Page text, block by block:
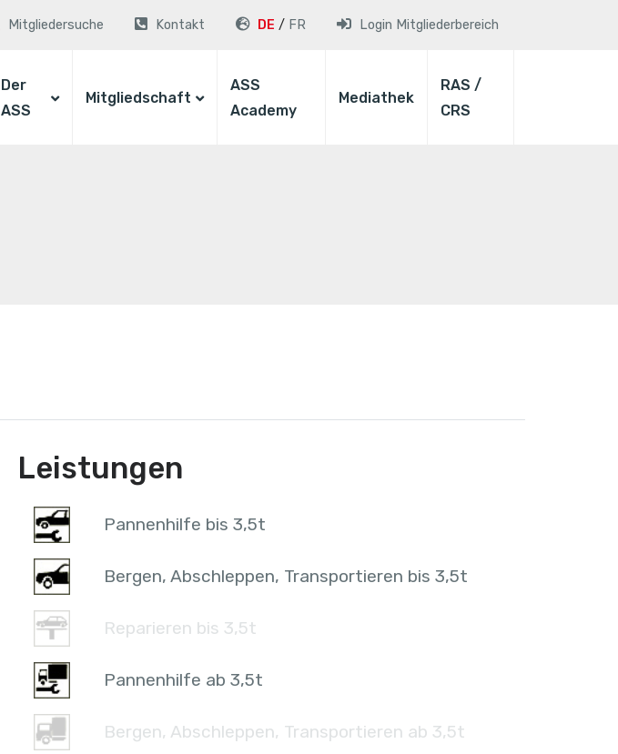
Mitgliedersuche Kontakt DE FR Login Mitgliederbereich
Der
ASS
Mitgliedschaft
ASS
Academy
Mediathek
RAS /
CRS
Leistungen
Pannenhilfe bis 3,5t
Bergen, Abschleppen, Transportieren bis 3,5t
Reparieren bis 3,5t
Pannenhilfe ab 3,5t
Bergen, Abschleppen, Transportieren ab 3,5t